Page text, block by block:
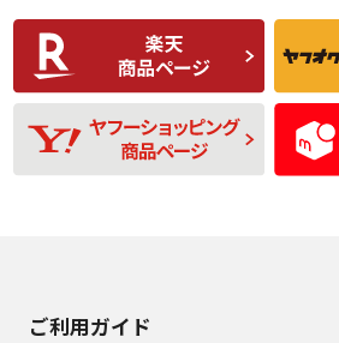
C
使用感や傷があり、
比較的きれいな中古
品
C
D
使用感や目立つ傷が
あり、一般的な中古
品
D
ご利用ガイド